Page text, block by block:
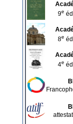
9e
8e
4e